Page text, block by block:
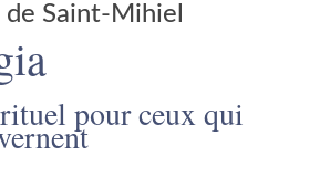
de Saint-Mihiel
pour ceux qui